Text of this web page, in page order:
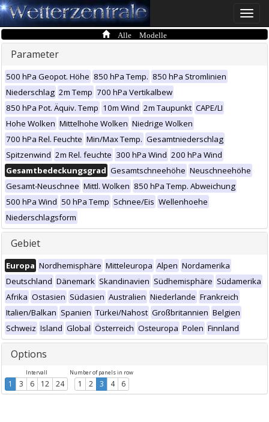
Toggle
Alle Modelle
Parameter
500 hPa Geopot. Höhe 850 hPa Temp. 850 hPa Stromlinien
Niederschlag 2m Temp 700 hPa Vertikalbew
850 hPa Pot. Äquiv. Temp 10m Wind 2m Taupunkt CAPE/LI
Hohe Wolken Mittelhohe Wolken Niedrige Wolken
700 hPa Rel. Feuchte Min/Max Temp. Gesamtniederschlag
Spitzenwind 2m Rel. feuchte 300 hPa Wind 200 hPa Wind
Gesamtbedeckungsgrad Gesamtschneehöhe Neuschneehöhe
Gesamt-Neuschnee Mittl. Wolken 850 hPa Temp. Abweichung
500 hPa Wind 50 hPa Temp Schnee/Eis Wellenhoehe
Niederschlagsform
Gebiet
Europa Nordhemisphäre Mitteleuropa Alpen Nordamerika
Deutschland Dänemark Skandinavien Südhemisphäre Südamerika
Afrika Ostasien Südasien Australien Niederlande Frankreich
Italien/Balkan Spanien Türkei/Nahost Großbritannien Belgien
Schweiz Island Global Österreich Osteuropa Polen Finnland
Options
Intervall
1 3 6 12 24
Number of panels in row
1 2 3 4 6